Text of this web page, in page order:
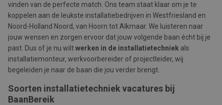
vinden van de perfecte match. Ons team staat klaar om je te
koppelen aan de leukste installatiebedrijven in Westfriesland en
Noord-Holland Noord, van Hoorn tot Alkmaar. We luisteren naar
jouw wensen en zorgen ervoor dat jouw volgende baan écht bij je
past. Dus of je nu wiltwerken in de installatietechniek als
installatiemonteur, werkvoorbereider of projectleider, wij
begeleiden je naar de baan die jou verder brengt.
Soorten installatietechniek vacatures bij
BaanBereik